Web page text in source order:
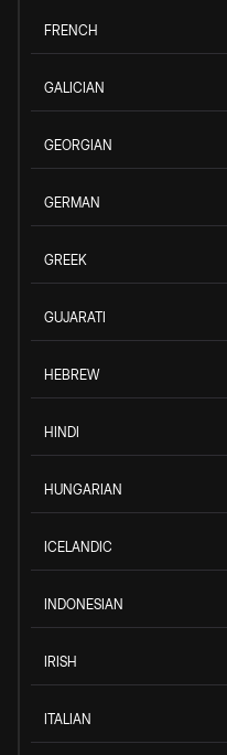
FRENCH
GALICIAN
GEORGIAN
GERMAN
GREEK
GUJARATI
HEBREW
HINDI
HUNGARIAN
ICELANDIC
INDONESIAN
IRISH
ITALIAN